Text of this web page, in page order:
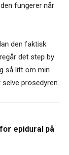
fungerer når
den faktisk
det step by
så litt om min
prosedyren.
epidural på